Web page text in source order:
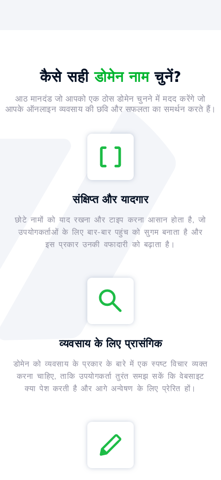
कैसे सहीडोमेन नामचुनें?
आठ मानदंड जो आपको एक ठोस डोमेन चुनने में मदद करेंगे जो
आपके ऑनलाइन व्यवसाय की छवि और सफलता का समर्थन करते हैं।
संक्षिप्त और यादगार
छोटे नामों को याद रखना और टाइप करना आसान होता है, जो
उपयोगकर्ताओं के लिए बार-बार पहुंच को सुगम बनाता है और
इस प्रकार उनकी वफादारी को बढ़ाता है।
व्यवसाय के लिए प्रासंगिक
डोमेन को व्यवसाय के प्रकार के बारे में एक स्पष्ट विचार व्यक्त
करना चाहिए, ताकि उपयोगकर्ता तुरंत समझ सकें कि वेबसाइट
क्या पेश करती है और आगे अन्वेषण के लिए प्रेरित हों।